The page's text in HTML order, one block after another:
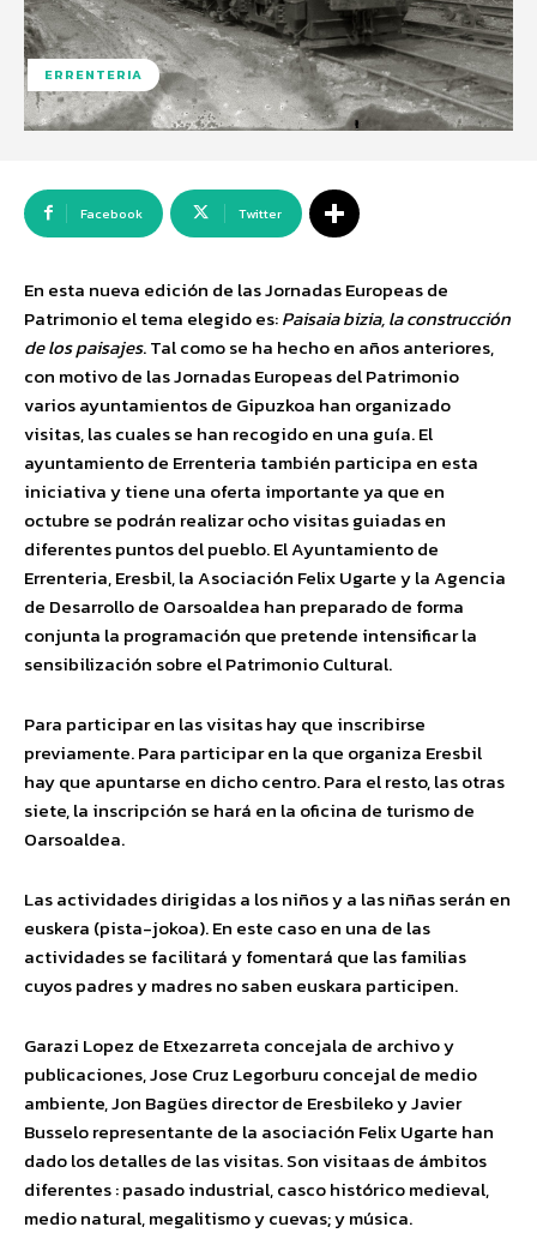
ERRENTERIA
Facebook Twitter
En esta nueva edición de las Jornadas Europeas de
Patrimonio el tema elegido es:Paisaia bizia, la construcción
de los paisajes. Tal como se ha hecho en años anteriores,
con motivo de las Jornadas Europeas del Patrimonio
varios ayuntamientos de Gipuzkoa han organizado
visitas, las cuales se han recogido en una guía. El
ayuntamiento de Errenteria también participa en esta
iniciativa y tiene una oferta importante ya que en
octubre se podrán realizar ocho visitas guiadas en
diferentes puntos del pueblo. El Ayuntamiento de
Errenteria, Eresbil, la Asociación Felix Ugarte y la Agencia
de Desarrollo de Oarsoaldea han preparado de forma
conjunta la programación que pretende intensificar la
sensibilización sobre el Patrimonio Cultural.
Para participar en las visitas hay que inscribirse
previamente. Para participar en la que organiza Eresbil
hay que apuntarse en dicho centro. Para el resto, las otras
siete, la inscripción se hará en la oficina de turismo de
Oarsoaldea.
Las actividades dirigidas a los niños y a las niñas serán en
euskera (pista-jokoa). En este caso en una de las
actividades se facilitará y fomentará que las familias
cuyos padres y madres no saben euskara participen.
Garazi Lopez de Etxezarreta concejala de archivo y
publicaciones, Jose Cruz Legorburu concejal de medio
ambiente, Jon Bagües director de Eresbileko y Javier
Busselo representante de la asociación Felix Ugarte han
dado los detalles de las visitas. Son visitaas de ámbitos
diferentes : pasado industrial, casco histórico medieval,
medio natural, megalitismo y cuevas; y música.